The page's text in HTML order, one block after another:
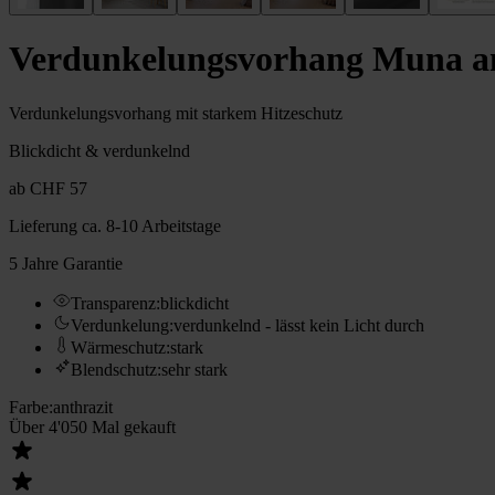
Verdunkelungs­vorhang Muna
Verdunkelungsvorhang mit starkem Hitzeschutz
Blickdicht & verdunkelnd
ab CHF 57
Lieferung ca. 8-10 Arbeitstage
5 Jahre Garantie
Transparenz:blickdicht
Verdunkelung:verdunkelnd - lässt kein Licht durch
Wärmeschutz:stark
Blendschutz:sehr stark
Farbe:anthrazit
Über 4'050 Mal gekauft